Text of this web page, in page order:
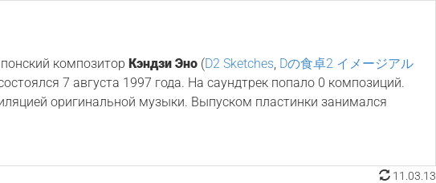
композиторКэндзи Эно (D2 Sketches, Dの食卓2 イメージアル
7 августа 1997 года. На саундтрек попало 0 композиций.
оригинальной музыки. Выпуском пластинки занимался
11.03.13